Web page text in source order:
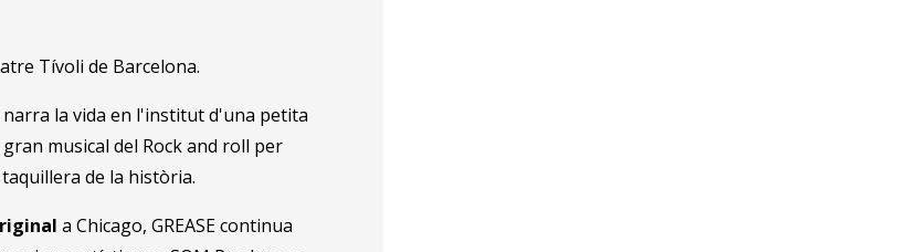
Tívoli de Barcelona.
la vida en l'institut d'una petita
musical del Rock and roll per
taquillera de la història.
a Chicago, GREASE continua